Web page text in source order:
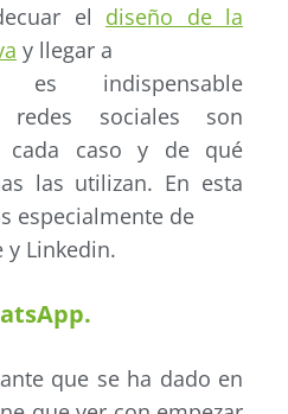
el diseño de la
y llegar a
es indispensable
redes sociales son
cada caso y de qué
las utilizan. En esta
especialmente de
y Linkedin.
que se ha dado en